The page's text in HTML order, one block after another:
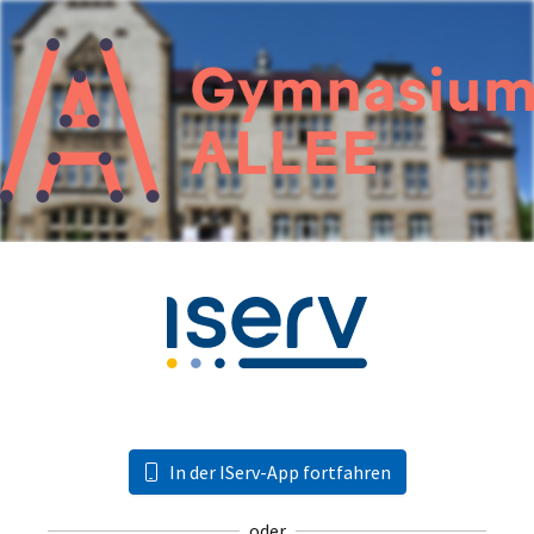
In der IServ-App fortfahren